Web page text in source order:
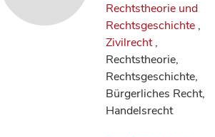
Rechtstheorie und
Rechtsgeschichte ,
Zivilrecht,
Rechtstheorie,
Rechtsgeschichte,
Bürgerliches Recht,
Handelsrecht